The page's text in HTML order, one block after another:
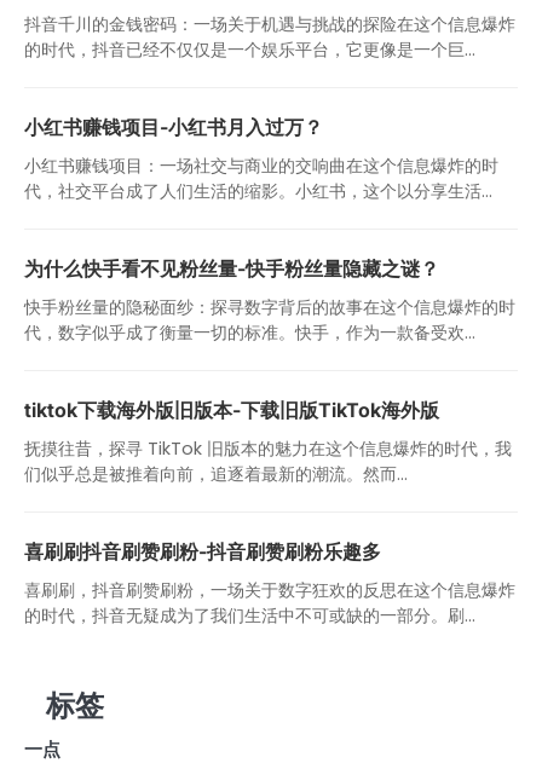
抖音千川的金钱密码：一场关于机遇与挑战的探险在这个信息爆炸
的时代，抖音已经不仅仅是一个娱乐平台，它更像是一个巨...
小红书赚钱项目-小红书月入过万？
小红书赚钱项目：一场社交与商业的交响曲在这个信息爆炸的时
代，社交平台成了人们生活的缩影。小红书，这个以分享生活...
为什么快手看不见粉丝量-快手粉丝量隐藏之谜？
快手粉丝量的隐秘面纱：探寻数字背后的故事在这个信息爆炸的时
代，数字似乎成了衡量一切的标准。快手，作为一款备受欢...
tiktok下载海外版旧版本-下载旧版TikTok海外版
抚摸往昔，探寻 TikTok 旧版本的魅力在这个信息爆炸的时代，我
们似乎总是被推着向前，追逐着最新的潮流。然而...
喜刷刷抖音刷赞刷粉-抖音刷赞刷粉乐趣多
喜刷刷，抖音刷赞刷粉，一场关于数字狂欢的反思在这个信息爆炸
的时代，抖音无疑成为了我们生活中不可或缺的一部分。刷...
标签
一点